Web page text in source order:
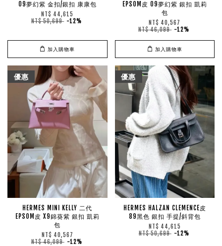
09夢幻紫 金扣/銀扣 康康包
NT$ 44,615
NT$ 50,699 -12%
加入購物車
EPSOM皮 09夢幻紫 銀扣 凱莉
包
NT$ 40,567
NT$ 46,099 -12%
加入購物車
優惠
HERMES MINI KELLY 二代
EPSOM皮 X9錦葵紫 銀扣 凱莉
包
NT$ 40,567
NT$ 46,099 -12%
優惠
HERMES HALZAN CLEMENCE皮
89黑色 銀扣 手提/斜背包
NT$ 44,615
NT$ 50,699 -12%